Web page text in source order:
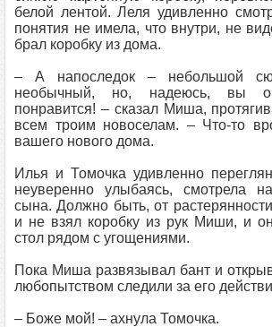
белой лентой. Леля удивленно
понятия не имела, что внутри, не
брал коробку из дома.
– А напоследок – небольшой
необычный, но, надеюсь, вы
понравится! – сказал Миша,
всем троим новоселам. – Что-то
вашего нового дома.
Илья и Томочка удивленно
неуверенно улыбаясь, смотрела
сына. Должно быть, от
и не взял коробку из рук Миши, и
стол рядом с угощениями.
Пока Миша развязывал бант и
любопытством следили за его
– Боже мой! – ахнула Томочка.